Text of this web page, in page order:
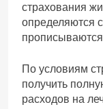
страхования
определяются
По условиям
получить
расходов на